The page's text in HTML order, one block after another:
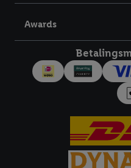
Awards
worden gebruikt.
Door op "Akkoord" te klikken,
voor alle bovengenoemde
inclusief over de
jouw toestemming op elk
Je
Klikhiervoor